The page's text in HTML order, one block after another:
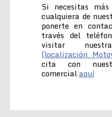
Si necesitas
cualquiera de
ponerte en
través del
visitar
(localización
cita con
comercialaquí